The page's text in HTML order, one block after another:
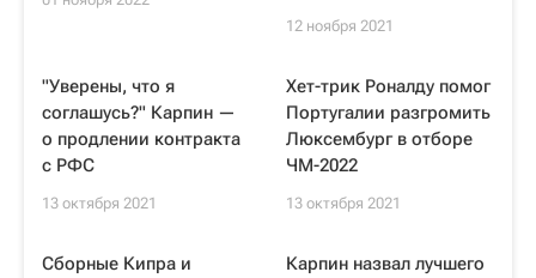
12 ноября 2021
"Уверены, что я
соглашусь?" Карпин —
о продлении контракта
с РФС
13 октября 2021
Хет-трик Роналду помог
Португалии разгромить
Люксембург в отборе
ЧМ-2022
13 октября 2021
Сборные Кипра и
Карпин назвал лучшего